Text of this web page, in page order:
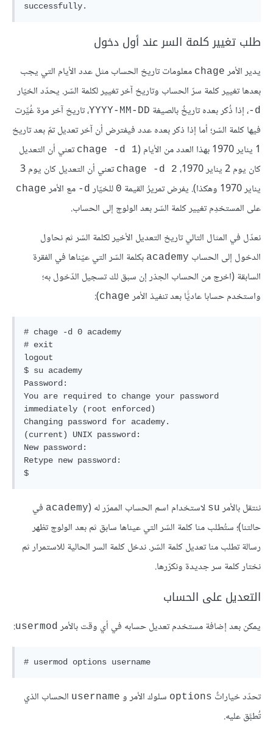
successfully.
طلب تغيير كلمة السر عند أول دخول
يدير الأمر chage معلومات تاريخ الحساب مثل عدد الأيام التي يجب
بعدها تغيير كلمة سرّ الحساب وتاريخ آخر تغيير لكلمة السّر. يحدّد الخيّار
d- ، إذا ذُكر بعده تاريخٌ بالصيغة YYYY-MM-DD، تاريخ آخر مرة غُيِّرت
فيها كلمة السّر؛ أما إذا ذكر بعده عدد فيفترض أن آخر تعديل تمّ بعد تاريخ
1 يناير 1970 بهذا العدد من الأيام (
chage -d 1 تعني أن التعديل
كان يوم 2 يناير 1970،
chage -d 2
تعني أن التعديل كان يوم 3
يناير 1970 وهكذا). يفرض تمريرُ القيمة
0 للخيّار d- مع الأمر chage
على المستخدِم تغيير كلمة السّر بعد الولوج إلى الحساب.
نعدّل في المثال التالي تاريخ التعديل الأخير لكلمة السّر ثم نحاول
الدخول إلى الحساب academy بكلمة السّر التي عيّناها في الفقرة
السابقة (اخرج من الحساب الجذر إن سبق لك تسجيل الدّخول به؛
واستخدم حسابا عاديًّا بعد تنفيذ الأمر chage
):
# chage -d 0 academy
# exit
logout
$ su academy
Password:
You are required to change your password
immediately (root enforced)
Changing password for academy.
(current) UNIX password:
New password:
Retype new password:
$
ننتقل بالأمر su لاستخدام اسم الحساب الممرّر له (academy في
حالتنا)؛ ستُطلب منا كلمة السّر التي عيناها سابق ثم بعد الولوج تظهر
رسالة تطلب منا تعديل كلمة السّر. ندخل كلمة السر الحالية للاستمرار ثم
نختار كلمة سر جديدة ونكرّرها.
التعديل على الحساب
يمكن بعد إضافة مستخدم تعديل حسابه في أي وقت بالأمر usermod
:
# usermod options username
تحدّد خياراتٌ options سلوك الأمر و username الحساب الذي
تُطبَّق عليه.